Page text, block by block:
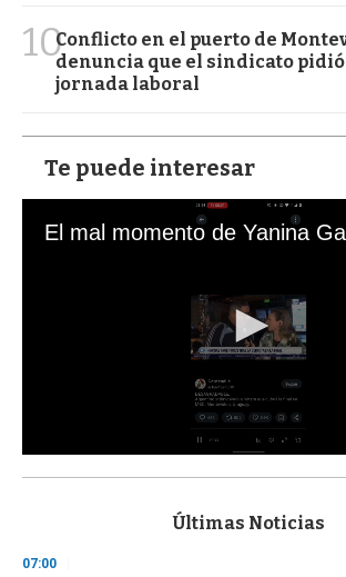
10Conflicto en el puerto de
denuncia que el sindicato
jornada laboral
Te puede interesar
s
d
Últimas Noticias
07:00